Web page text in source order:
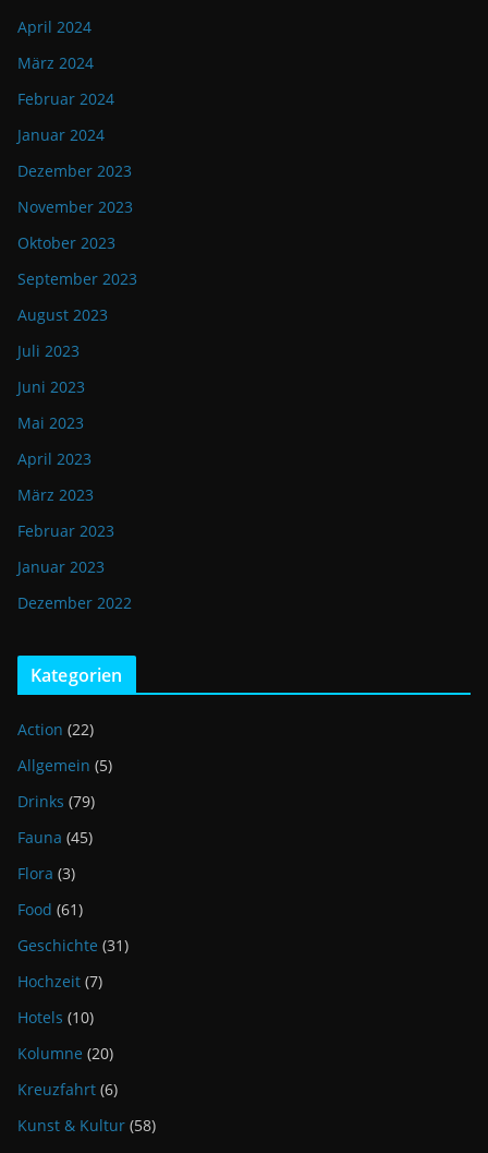
April 2024
März 2024
Februar 2024
Januar 2024
Dezember 2023
November 2023
Oktober 2023
September 2023
August 2023
Juli 2023
Juni 2023
Mai 2023
April 2023
März 2023
Februar 2023
Januar 2023
Dezember 2022
Kategorien
Action (22)
Allgemein (5)
Drinks (79)
Fauna (45)
Flora (3)
Food (61)
Geschichte (31)
Hochzeit (7)
Hotels (10)
Kolumne (20)
Kreuzfahrt (6)
Kunst & Kultur (58)